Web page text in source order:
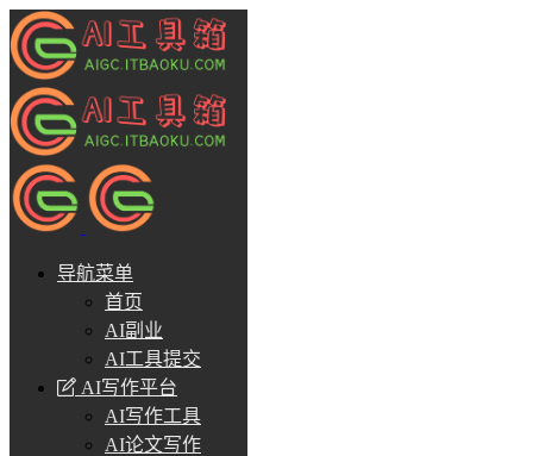
导航菜单
首页
AI副业
AI工具提交
AI写作平台
AI写作工具
AI论文写作